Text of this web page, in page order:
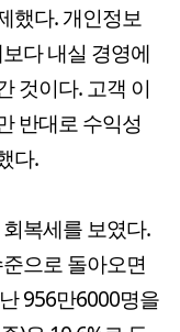
했다. 개인정보
다 내실 경영에
것이다. 고객 이
반대로 수익성
다.
복세를 보였다.
으로 돌아오면
956만6000명을